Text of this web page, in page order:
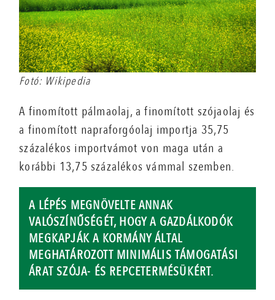
Fotó: Wikipedia
A finomított pálmaolaj, a finomított szójaolaj és
a finomított napraforgóolaj importja 35,75
százalékos importvámot von maga után a
korábbi 13,75 százalékos vámmal szemben.
A LÉPÉS MEGNÖVELTE ANNAK
VALÓSZÍNŰSÉGÉT, HOGY A GAZDÁLKODÓK
MEGKAPJÁK A KORMÁNY ÁLTAL
MEGHATÁROZOTT MINIMÁLIS TÁMOGATÁSI
ÁRAT SZÓJA- ÉS REPCETERMÉSÜKÉRT.